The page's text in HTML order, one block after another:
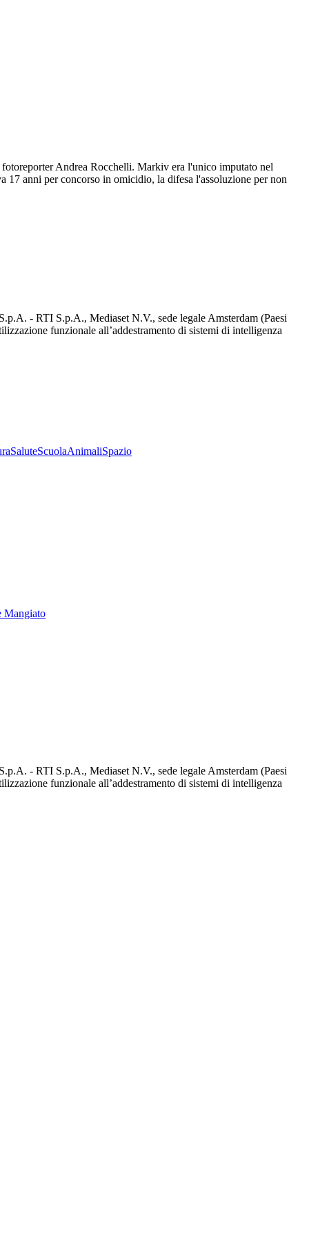
Andrea Rocchelli. Markiv era l'unico imputato nel
17 anni per concorso in omicidio, la difesa l'assoluzione per non
- RTI S.p.A., Mediaset N.V., sede legale Amsterdam (Paesi
funzionale all’addestramento di sistemi di intelligenza
SaluteScuolaAnimaliSpazio
Mangiato
- RTI S.p.A., Mediaset N.V., sede legale Amsterdam (Paesi
funzionale all’addestramento di sistemi di intelligenza